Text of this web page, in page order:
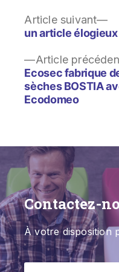
Article
Ecosec fabrique
sèches BOSTIA
Ecodomeo
Article suivant
un article
Contactez-
À votre disposition